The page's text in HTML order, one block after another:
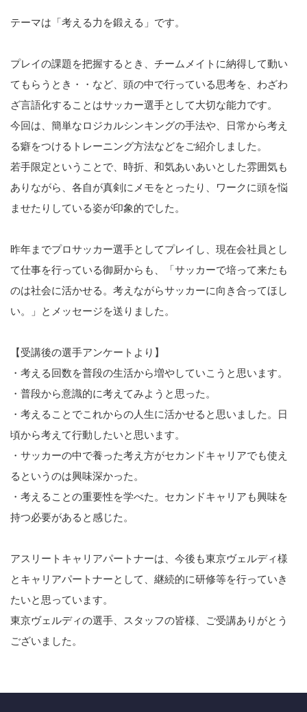
テーマは「考える力を鍛える」です。
プレイの課題を把握するとき、チームメイトに納得して動い
てもらうとき・・など、頭の中で行っている思考を、わざわ
ざ言語化することはサッカー選手として大切な能力です。
今回は、簡単なロジカルシンキングの手法や、日常から考え
る癖をつけるトレーニング方法などをご紹介しました。
若手限定ということで、時折、和気あいあいとした雰囲気も
ありながら、各自が真剣にメモをとったり、ワークに頭を悩
ませたりしている姿が印象的でした。
昨年までプロサッカー選手としてプレイし、現在会社員とし
て仕事を行っている御厨からも、「サッカーで培って来たも
のは社会に活かせる。考えながらサッカーに向き合ってほし
い。」とメッセージを送りました。
【受講後の選手アンケートより】
・考える回数を普段の生活から増やしていこうと思います。
・普段から意識的に考えてみようと思った。
・考えることでこれからの人生に活かせると思いました。日
頃から考えて行動したいと思います。
・サッカーの中で養った考え方がセカンドキャリアでも使え
るというのは興味深かった。
・考えることの重要性を学べた。セカンドキャリアも興味を
持つ必要があると感じた。
アスリートキャリアパートナーは、今後も東京ヴェルディ様
とキャリアパートナーとして、継続的に研修等を行っていき
たいと思っています。
東京ヴェルディの選手、スタッフの皆様、ご受講ありがとう
ございました。